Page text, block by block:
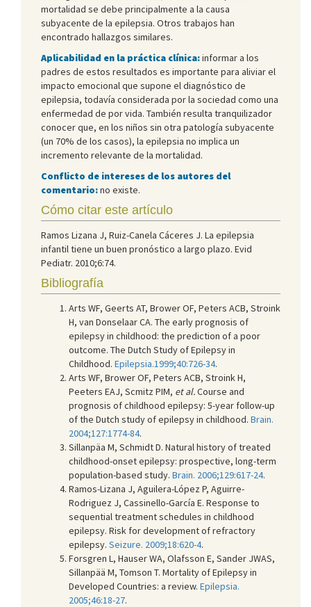
mortalidad se debe principalmente a la causa
subyacente de la epilepsia. Otros trabajos han
encontrado hallazgos similares.
Aplicabilidad en la práctica clínica:informar a los
padres de estos resultados es importante para aliviar el
impacto emocional que supone el diagnóstico de
epilepsia, todavía considerada por la sociedad como una
enfermedad de por vida. También resulta tranquilizador
conocer que, en los niños sin otra patología subyacente
(un 70% de los casos), la epilepsia no implica un
incremento relevante de la mortalidad.
Conflicto de intereses de los autores del
comentario:no existe.
Cómo citar este artículo
Ramos Lizana J, Ruiz-Canela Cáceres J. La epilepsia
infantil tiene un buen pronóstico a largo plazo. Evid
Pediatr. 2010;6:74.
Bibliografía
Arts WF, Geerts AT, Brower OF, Peters ACB, Stroink
H, van Donselaar CA. The early prognosis of
epilepsy in childhood: the prediction of a poor
outcome. The Dutch Study of Epilepsy in
Childhood. Epilepsia.1999;40:726-34.
Arts WF, Brower OF, Peters ACB, Stroink H,
Peeters EAJ, Scmitz PIM, et al.Course and
prognosis of childhood epilepsy: 5-year follow-up
of the Dutch study of epilepsy in childhood. Brain.
2004;127:1774-84.
Sillanpäa M, Schmidt D. Natural history of treated
childhood-onset epilepsy: prospective, long-term
population-based study. Brain. 2006;129:617-24.
Ramos-Lizana J, Aguilera-López P, Aguirre-
Rodriguez J, Cassinello-García E. Response to
sequential treatment schedules in childhood
epilepsy. Risk for development of refractory
epilepsy. Seizure. 2009;18:620-4.
Forsgren L, Hauser WA, Olafsson E, Sander JWAS,
Sillanpää M, Tomson T. Mortality of Epilepsy in
Developed Countries: a review. Epilepsia.
2005;46:18-27.